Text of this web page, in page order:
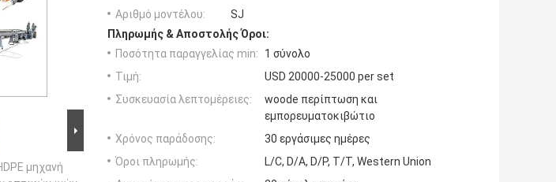
μηχανή
Αριθμό μοντέλου:
SJ
Πληρωμής & Αποστολής Όροι:
Ποσότητα παραγγελίας min:
1 σύνολο
Τιμή:
USD 20000-25000 per set
Συσκευασία λεπτομέρειες:
woode περίπτωση και
εμπορευματοκιβώτιο
Χρόνος παράδοσης:
30 εργάσιμες ημέρες
Όροι πληρωμής:
L/C, D/A, D/P, T/T, Western Union